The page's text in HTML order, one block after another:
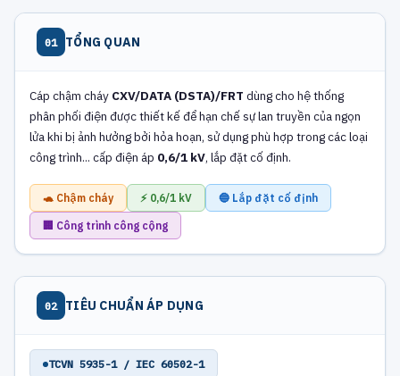
01 TỔNG QUAN
Cáp chậm cháy CXV/DATA (DSTA)/FRT dùng cho hệ thống
phân phối điện được thiết kế để hạn chế sự lan truyền của ngọn
lửa khi bị ảnh hưởng bởi hỏa hoạn, sử dụng phù hợp trong các loại
công trình... cấp điện áp 0,6/1 kV, lắp đặt cố định.
🐢 Chậm cháy ⚡ 0,6/1 kV 🔵 Lắp đặt cố định
🏢 Công trình công cộng
02 TIÊU CHUẨN ÁP DỤNG
TCVN 5935-1 / IEC 60502-1